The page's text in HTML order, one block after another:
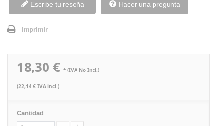
Escribe tu reseña Hacer una pregunta
Imprimir
18,30 € * (IVA No Incl.)
(22,14 € IVA incl.)
Cantidad